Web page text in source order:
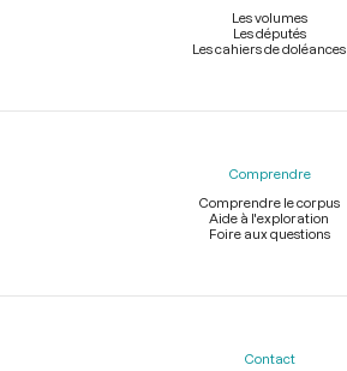
Les volumes
Les députés
Les cahiers de doléances
Comprendre
Comprendre le corpus
Aide à l'exploration
Foire aux questions
Contact